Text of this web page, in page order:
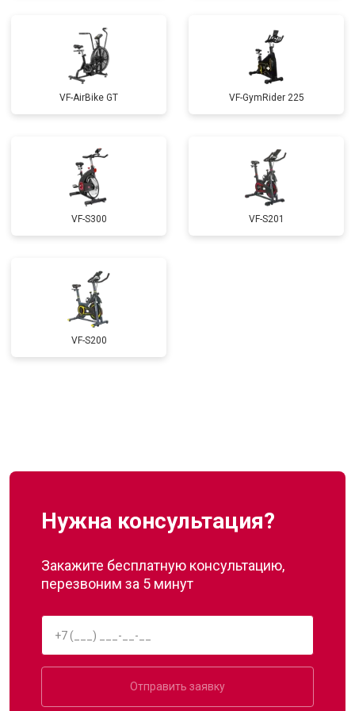
VF-AirBike GT VF-GymRider 225
VF-S300 VF-S201
VF-S200
Нужна консультация?
Закажите бесплатную консультацию,
перезвоним за 5 минут
Отправить заявку